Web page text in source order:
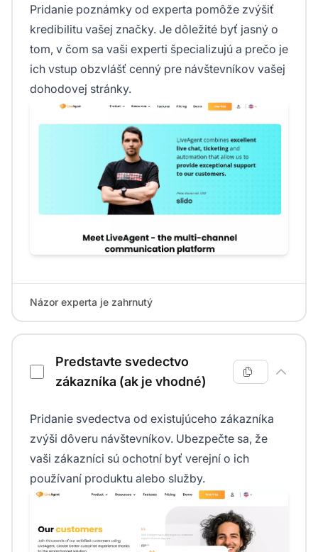
Pridanie poznámky od experta pomôže zvýšiť
kredibilitu vašej značky. Je dôležité byť jasný o
tom, v čom sa vaši experti špecializujú a prečo je
ich vstup obzvlášť cenný pre návštevníkov vašej
dohodovej stránky.
Názor experta je zahrnutý
Predstavte svedectvo
zákazníka (ak je vhodné)
Pridanie svedectva od existujúceho zákazníka
zvýši dôveru návštevníkov. Ubezpečte sa, že
vaši zákazníci sú ochotní byť verejní o ich
používaní produktu alebo služby.